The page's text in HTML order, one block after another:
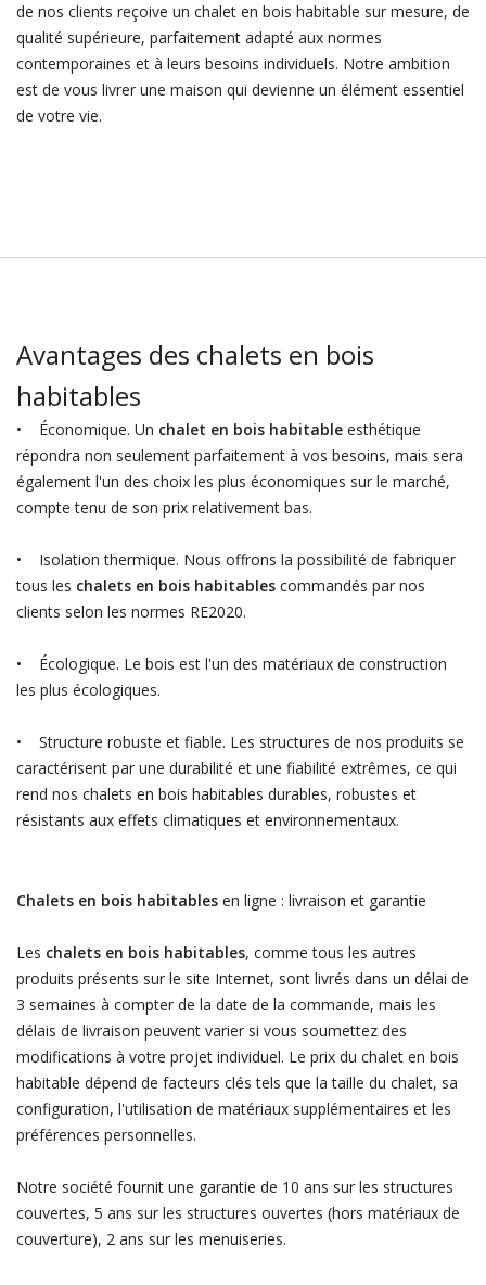
de nos clients reçoive un chalet en bois habitable sur mesure, de
qualité supérieure, parfaitement adapté aux normes
contemporaines et à leurs besoins individuels. Notre ambition
est de vous livrer une maison qui devienne un élément essentiel
de votre vie.
Avantages des chalets en bois
habitables
• Économique. Un chalet en bois habitableesthétique
répondra non seulement parfaitement à vos besoins, mais sera
également l'un des choix les plus économiques sur le marché,
compte tenu de son prix relativement bas.
• Isolation thermique. Nous offrons la possibilité de fabriquer
tous les chalets en bois habitablescommandés par nos
clients selon les normes RE2020.
• Écologique. Le bois est l'un des matériaux de construction
les plus écologiques.
• Structure robuste et fiable. Les structures de nos produits se
caractérisent par une durabilité et une fiabilité extrêmes, ce qui
rend nos chalets en bois habitables durables, robustes et
résistants aux effets climatiques et environnementaux.
Chalets en bois habitablesen ligne : livraison et garantie
Les chalets en bois habitables, comme tous les autres
produits présents sur le site Internet, sont livrés dans un délai de
3 semaines à compter de la date de la commande, mais les
délais de livraison peuvent varier si vous soumettez des
modifications à votre projet individuel. Le prix du chalet en bois
habitable dépend de facteurs clés tels que la taille du chalet, sa
configuration, l'utilisation de matériaux supplémentaires et les
préférences personnelles.
Notre société fournit une garantie de 10 ans sur les structures
couvertes, 5 ans sur les structures ouvertes (hors matériaux de
couverture), 2 ans sur les menuiseries.